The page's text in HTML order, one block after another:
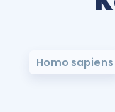
Homo sapiens